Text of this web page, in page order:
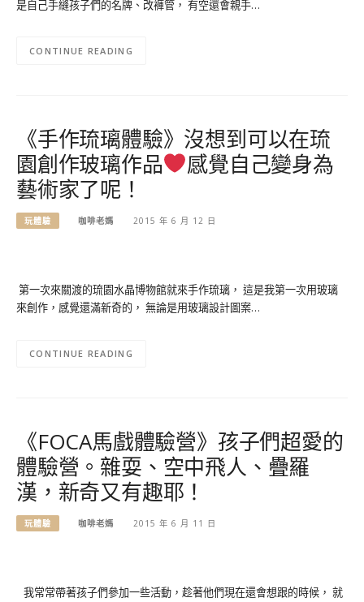
是自己手縫孩子們的名牌、改褲管， 有空還會親手…
CONTINUE READING
《手作琉璃體驗》沒想到可以在琉
園創作玻璃作品
感覺自己變身為
藝術家了呢！
玩體驗 咖啡老媽 2015 年 6 月 12 日
第一次來關渡的琉園水晶博物館就來手作琉璃， 這是我第一次用玻璃
來創作，感覺還滿新奇的， 無論是用玻璃設計圖案…
CONTINUE READING
《FOCA馬戲體驗營》孩子們超愛的
體驗營。雜耍、空中飛人、疊羅
漢，新奇又有趣耶！
玩體驗 咖啡老媽 2015 年 6 月 11 日
我常常帶著孩子們參加一些活動，趁著他們現在還會想跟的時候， 就